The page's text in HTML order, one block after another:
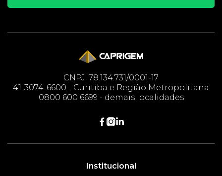
CNPJ: 78.134.731/0001-17
41-3074-6600 - Curitiba e Região Metropolitana
0800 600 6699 - demais localidades
Institucional